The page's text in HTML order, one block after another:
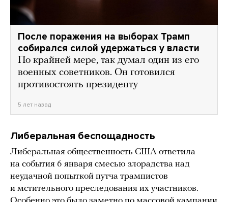
После поражения на выборах Трамп
собирался силой удержаться у власти
По крайней мере, так думал один из его
военных советников. Он готовился
противостоять президенту
5 лет назад
Либеральная беспощадность
Либеральная общественность США ответила
на события 6 января смесью злорадства над
неудачной попыткой путча трампистов
и мстительного преследования их участников.